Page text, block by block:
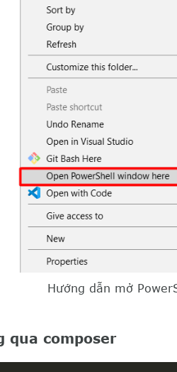
Hướng dẫn mở
qua composer